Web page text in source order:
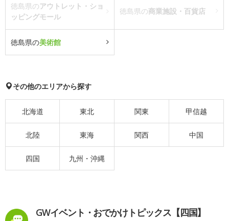
徳島県のアウトレット・ショ
ッピングモール
徳島県の商業施設・百貨店
徳島県の美術館
その他のエリアから探す
北海道 東北 関東 甲信越
北陸 東海 関西 中国
四国 九州・沖縄
GWイベント・おでかけトピックス【四国】